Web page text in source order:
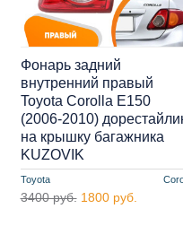
Toyota
Фонарь задний
внутренний правый
Toyota Corolla E150
(2006-2010)
на крышку багажника
KUZOVIK
3400 руб. 1800 руб.